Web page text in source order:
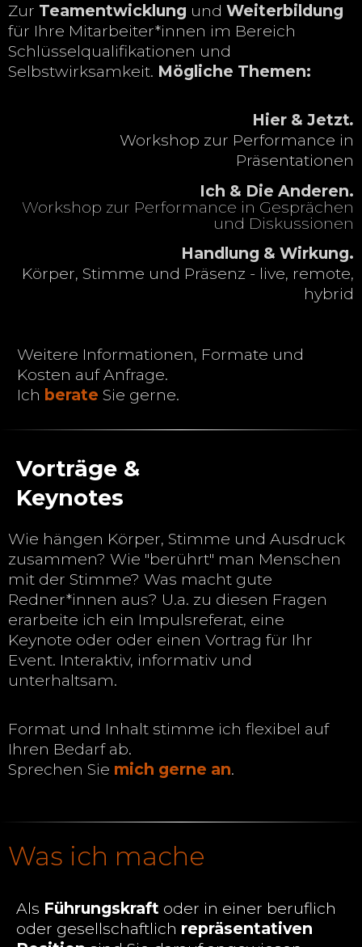
Zur Teamentwicklung und Weiterbildung
für Ihre Mitarbeiter*innen im Bereich
Schlüsselqualifikationen und
Selbstwirksamkeit. Mögliche Themen:
Hier & Jetzt.
Workshop zur Performance in
Präsentationen
Ich & Die Anderen.
Workshop zur Performance in Gesprächen
und Diskussionen
Handlung & Wirkung.
Körper, Stimme und Präsenz - live, remote,
hybrid
Weitere Informationen, Formate und
Kosten auf Anfrage.
Ich berate Sie gerne.
Vorträge &
Keynotes
Wie hängen Körper, Stimme und Ausdruck
zusammen? Wie "berührt" man Menschen
mit der Stimme? Was macht gute
Redner*innen aus? U.a. zu diesen Fragen
erarbeite ich ein Impulsreferat, eine
Keynote oder oder einen Vortrag für Ihr
Event. Interaktiv, informativ und
unterhaltsam.
Format und Inhalt stimme ich flexibel auf
Ihren Bedarf ab.
Sprechen Sie mich gerne an.
Was ich mache
Als Führungskraft oder in einer beruflich
oder gesellschaftlich repräsentativen